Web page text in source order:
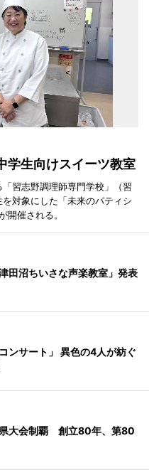
学生向けスイーツ教室
習志野調理師専門学校」（習
対象にした「未来のパティシ
開催される。
田沼ちいさな声楽教室」発表
ンサート」 異色の4人が紡ぐ
大会制覇 創立80年、第80